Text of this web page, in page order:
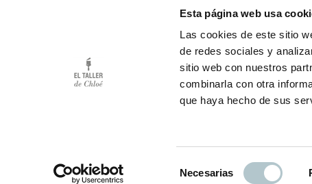
Esta página web usa
Las cookies de este sitio
de redes sociales y
sitio web con nuestros
combinarla con otra
que haya hecho de sus
Necesarias
Condiciones de uso
Política de Cookies